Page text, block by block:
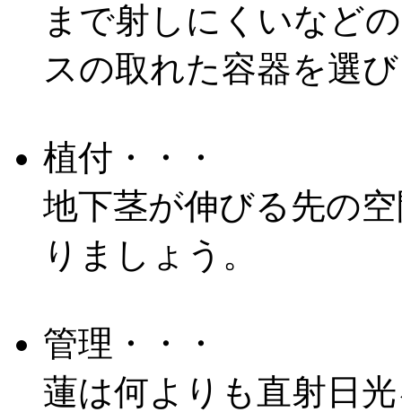
まで射しにくいなど
スの取れた容器を選
植付・・・
地下茎が伸びる先の
りましょう。
管理・・・
蓮は何よりも直射日